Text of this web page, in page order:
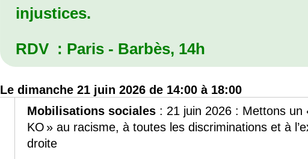
injustices.
RDV : Paris - Barbès, 14h
Le dimanche 21 juin 2026 de 14:00 à 18:00
Mobilisations sociales : 21 juin 2026 : Mettons un
KO » au racisme, à toutes les discriminations et à
droite